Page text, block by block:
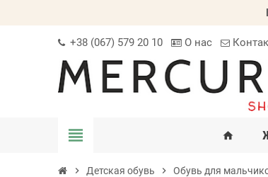
+38 (067) 579 20 10 О нас
view_headline home
chevron_right Детская обувь chevron_right Обувь для